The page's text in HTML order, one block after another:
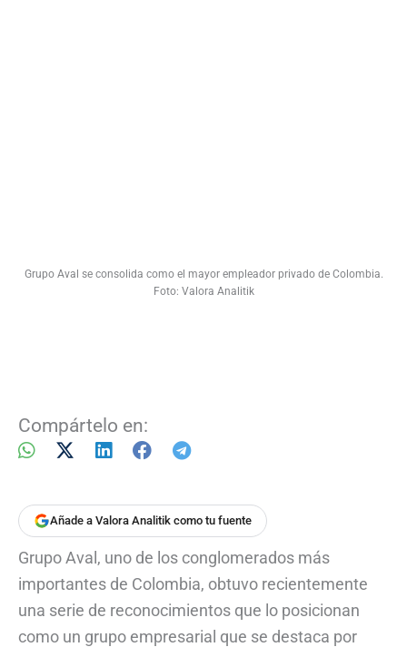
Grupo Aval se consolida como el mayor empleador privado de Colombia.
Foto: Valora Analitik
Compártelo en:
Añade a Valora Analitik como tu fuente
Grupo Aval, uno de los conglomerados más
importantes de Colombia, obtuvo recientemente
una serie de reconocimientos que lo posicionan
como un grupo empresarial que se destaca por